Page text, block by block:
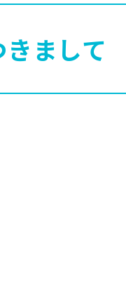
まして